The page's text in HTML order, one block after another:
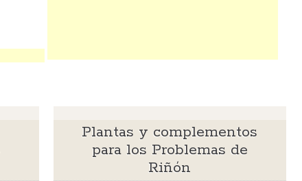
Plantas y complementos
para los Problemas de
Riñón